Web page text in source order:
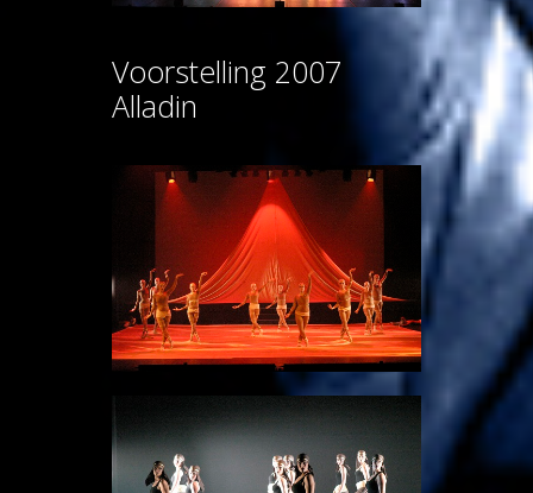
Voorstelling 2007
Alladin